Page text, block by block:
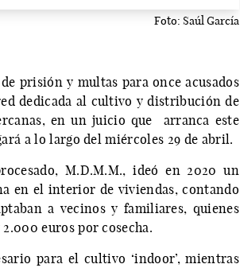
Foto: Saúl García
prisión y multas para once acusados
dedicada al cultivo y distribución de
en un juicio que arranca este
a lo largo del miércoles 29 de abril.
M.D.M.M., ideó en 2020 un
en el interior de viviendas, contando
a vecinos y familiares, quienes
euros por cosecha.
para el cultivo ‘indoor’, mientras